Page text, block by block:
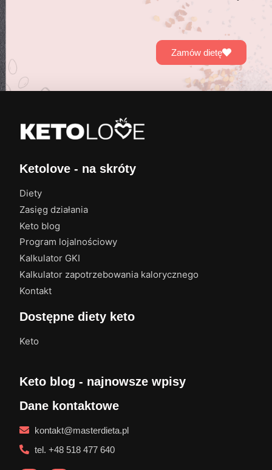
Zamów dietę
Ketolove - na skróty
Diety
Zasięg działania
Keto blog
Program lojalnościowy
Kalkulator GKI
Kalkulator zapotrzebowania kalorycznego
Kontakt
Dostępne diety keto
Keto
Keto blog - najnowsze wpisy
Dane kontaktowe
kontakt@masterdieta.pl
tel. +48 518 477 640